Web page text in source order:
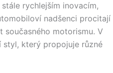
rychlejším inovacím,
nadšenci procitají
motorismu. V
který propojuje různé